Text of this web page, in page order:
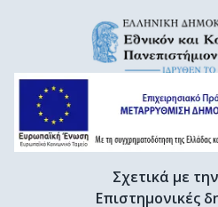
Σχετικά με
Επιστημονικές